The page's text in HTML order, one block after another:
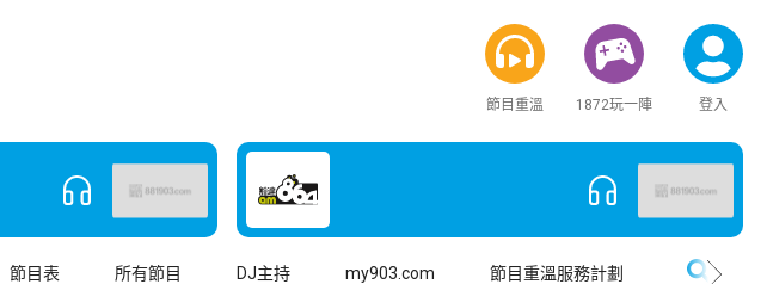
節目重溫 1872玩一陣 登入
節目表 所有節目 DJ主持 my903.com 節目重溫服務計劃